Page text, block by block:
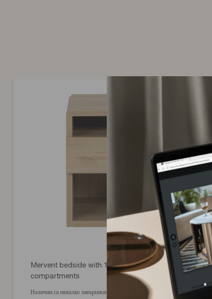
Mervent bedside with 1 drawer and 2
compartments
Налични са няколко завършвания